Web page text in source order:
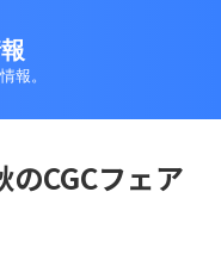
報。
CGCフェア